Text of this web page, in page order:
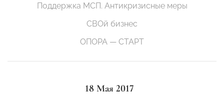
Поддержка МСП. Антикризисные меры
СВОй бизнес
ОПОРА — СТАРТ
18 Мая 2017